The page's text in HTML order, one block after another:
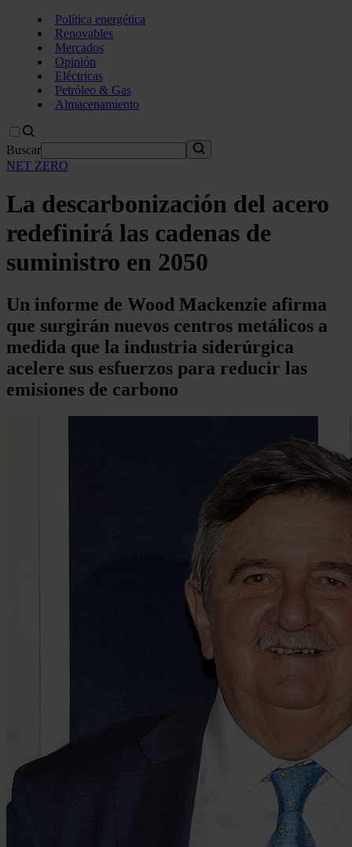
Política energética
Renovables
Mercados
Opinión
Eléctricas
Petróleo & Gas
Almacenamiento
Buscar
NET ZERO
La descarbonización del acero
redefinirá las cadenas de
suministro en 2050
Un informe de Wood Mackenzie afirma
que surgirán nuevos centros metálicos a
medida que la industria siderúrgica
acelere sus esfuerzos para reducir las
emisiones de carbono